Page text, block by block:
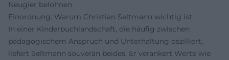
Neugier belohnen.
Einordnung: Warum Christian Seltmann wichtig ist
In einer Kinderbuchlandschaft, die häufig zwischen
pädagogischem Anspruch und Unterhaltung oszilliert,
liefert Seltmann souverän beides. Er verankert Werte wie